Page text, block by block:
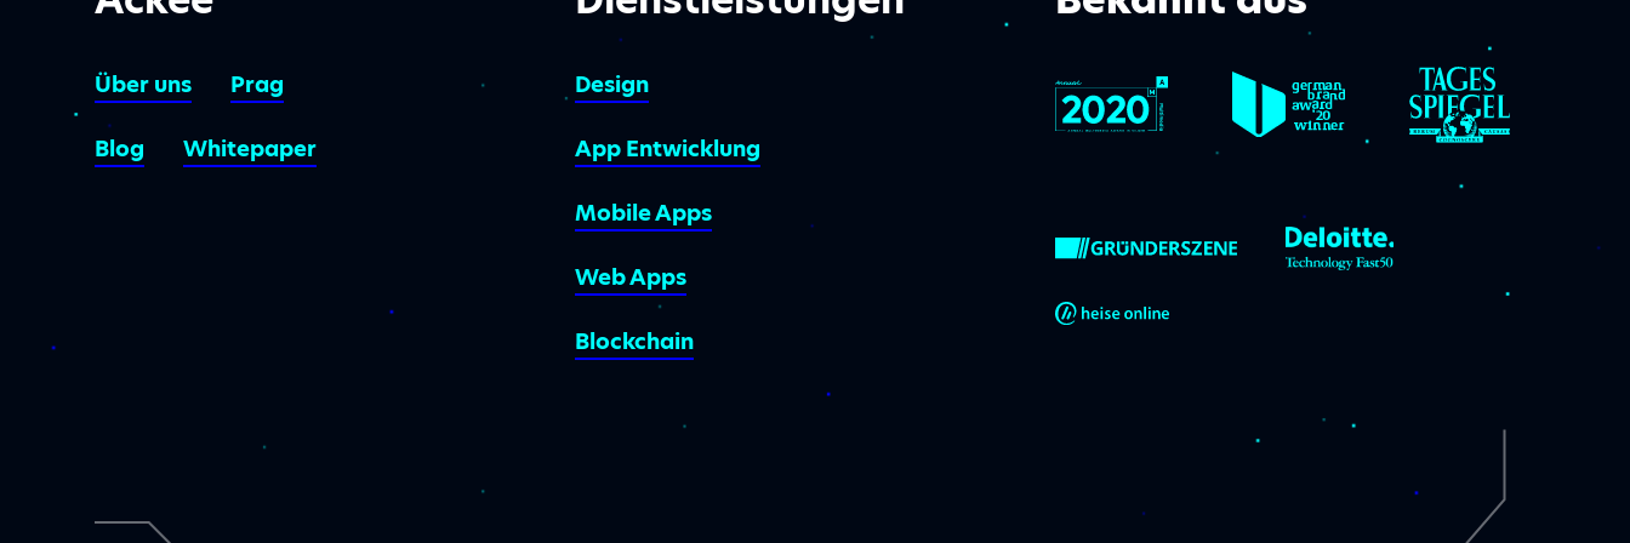
Über uns Prag
Blog Whitepaper
Design
App Entwicklung
Mobile Apps
Web Apps
Blockchain